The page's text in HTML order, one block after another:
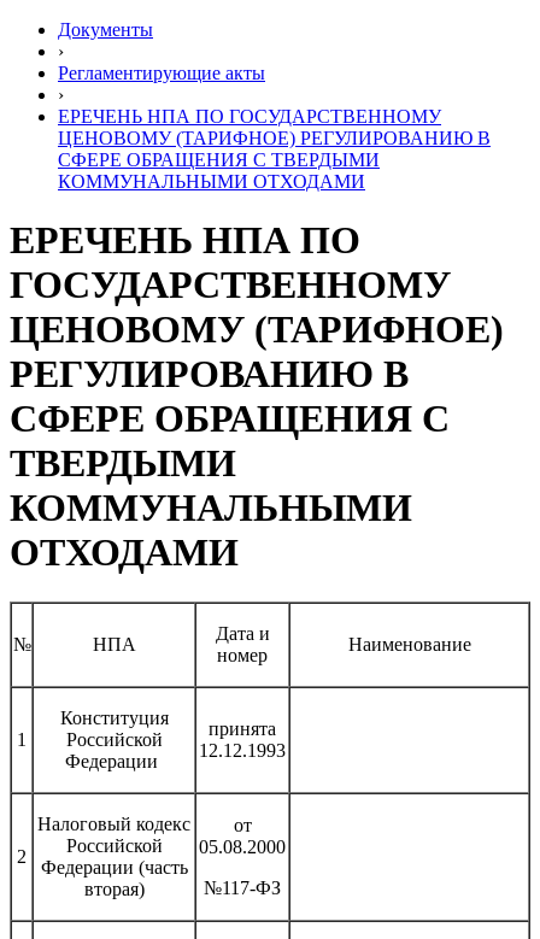
Документы
›
Регламентирующие акты
›
ЕРЕЧЕНЬ НПА ПО ГОСУДАРСТВЕННОМУ
ЦЕНОВОМУ (ТАРИФНОЕ) РЕГУЛИРОВАНИЮ В
СФЕРЕ ОБРАЩЕНИЯ С ТВЕРДЫМИ
КОММУНАЛЬНЫМИ ОТХОДАМИ
ЕРЕЧЕНЬ НПА ПО
ГОСУДАРСТВЕННОМУ
ЦЕНОВОМУ (ТАРИФНОЕ)
РЕГУЛИРОВАНИЮ В
СФЕРЕ ОБРАЩЕНИЯ С
ТВЕРДЫМИ
КОММУНАЛЬНЫМИ
ОТХОДАМИ
№ НПА
Дата и
номер
Наименование
1
Конституция
Российской
Федерации
принята
12.12.1993
2
Налоговый кодекс
Российской
Федерации (часть
вторая)
от
05.08.2000
№117-ФЗ